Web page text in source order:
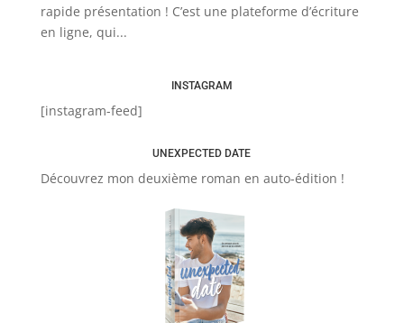
rapide présentation ! C’est une plateforme d’écriture
en ligne, qui...
INSTAGRAM
[instagram-feed]
UNEXPECTED DATE
Découvrez mon deuxième roman en auto-édition !